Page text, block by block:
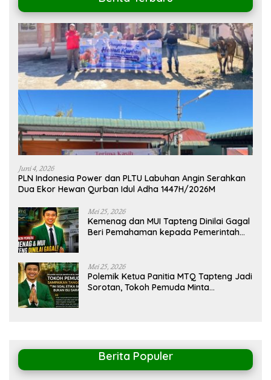
Juni 4, 2026
PLN Indonesia Power dan PLTU Labuhan Angin Serahkan
Dua Ekor Hewan Qurban Idul Adha 1447H/2026M
Mei 25, 2026
Kemenag dan MUI Tapteng Dinilai Gagal
Beri Pemahaman kepada Pemerintah
Mei 25, 2026
Polemik Ketua Panitia MTQ Tapteng Jadi
Sorotan, Tokoh Pemuda Minta
Berita Populer